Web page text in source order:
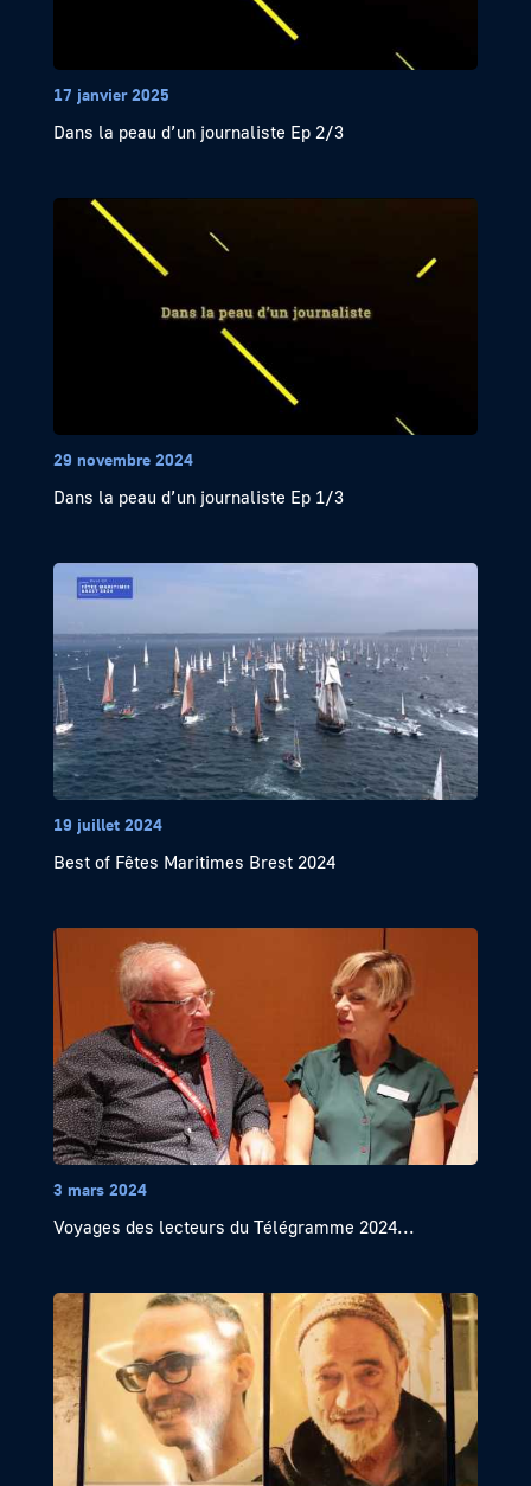
17 janvier 2025
Dans la peau d’un journaliste Ep 2/3
29 novembre 2024
Dans la peau d’un journaliste Ep 1/3
19 juillet 2024
Best of Fêtes Maritimes Brest 2024
3 mars 2024
Voyages des lecteurs du Télégramme 2024...